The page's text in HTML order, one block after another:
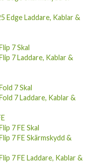
Edge Laddare, Kablar &
7 Skal
7 Laddare, Kablar &
7 Skal
7 Laddare, Kablar &
7 FE Skal
7 FE Skärmskydd &
7 FE Laddare, Kablar &